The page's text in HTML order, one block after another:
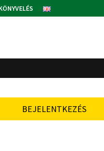
BEJELENTKEZÉS